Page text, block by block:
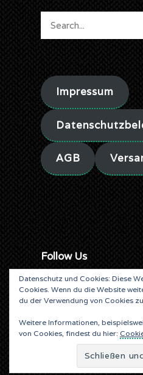
Impressum
AGB
Follow Us
© ALEA LIBRIS
Datenschutz und Cookies: Diese
Cookies. Wenn du die Website
du der Verwendung von Cookies
Weitere Informationen,
von Cookies, findest du hier: